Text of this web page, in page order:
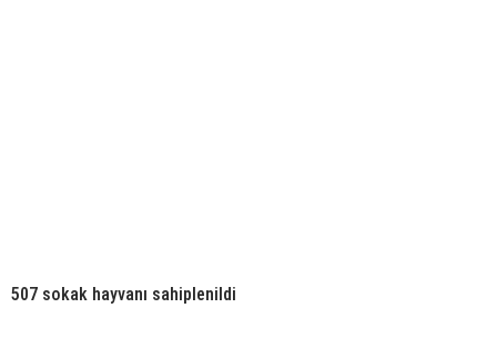
507 sokak hayvanı sahiplenildi